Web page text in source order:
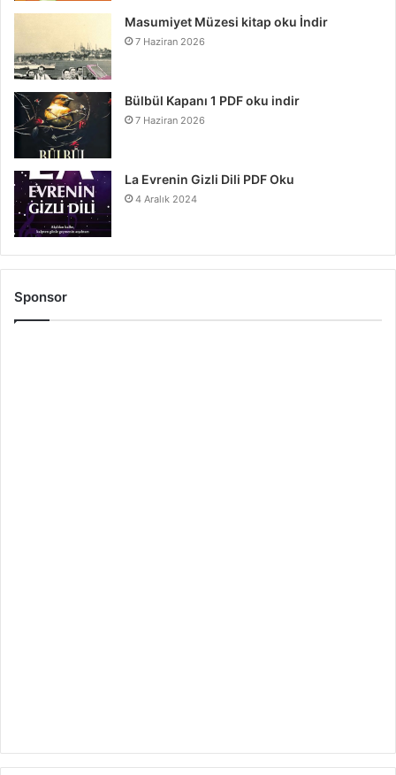
Masumiyet Müzesi kitap oku İndir
7 Haziran 2026
Bülbül Kapanı 1 PDF oku indir
7 Haziran 2026
La Evrenin Gizli Dili PDF Oku
4 Aralık 2024
Sponsor